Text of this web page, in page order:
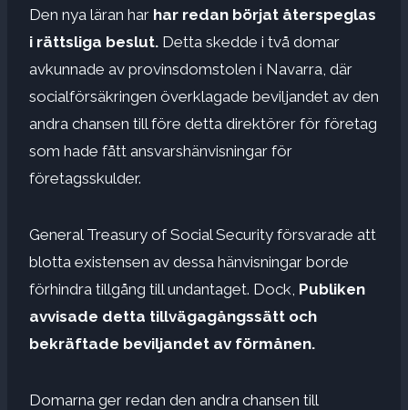
Den nya läran har har redan börjat återspeglas
i rättsliga beslut. Detta skedde i två domar
avkunnade av provinsdomstolen i Navarra, där
socialförsäkringen överklagade beviljandet av den
andra chansen till före detta direktörer för företag
som hade fått ansvarshänvisningar för
företagsskulder.
General Treasury of Social Security försvarade att
blotta existensen av dessa hänvisningar borde
förhindra tillgång till undantaget. Dock, Publiken
avvisade detta tillvägagångssätt och
bekräftade beviljandet av förmånen.
Domarna ger redan den andra chansen till